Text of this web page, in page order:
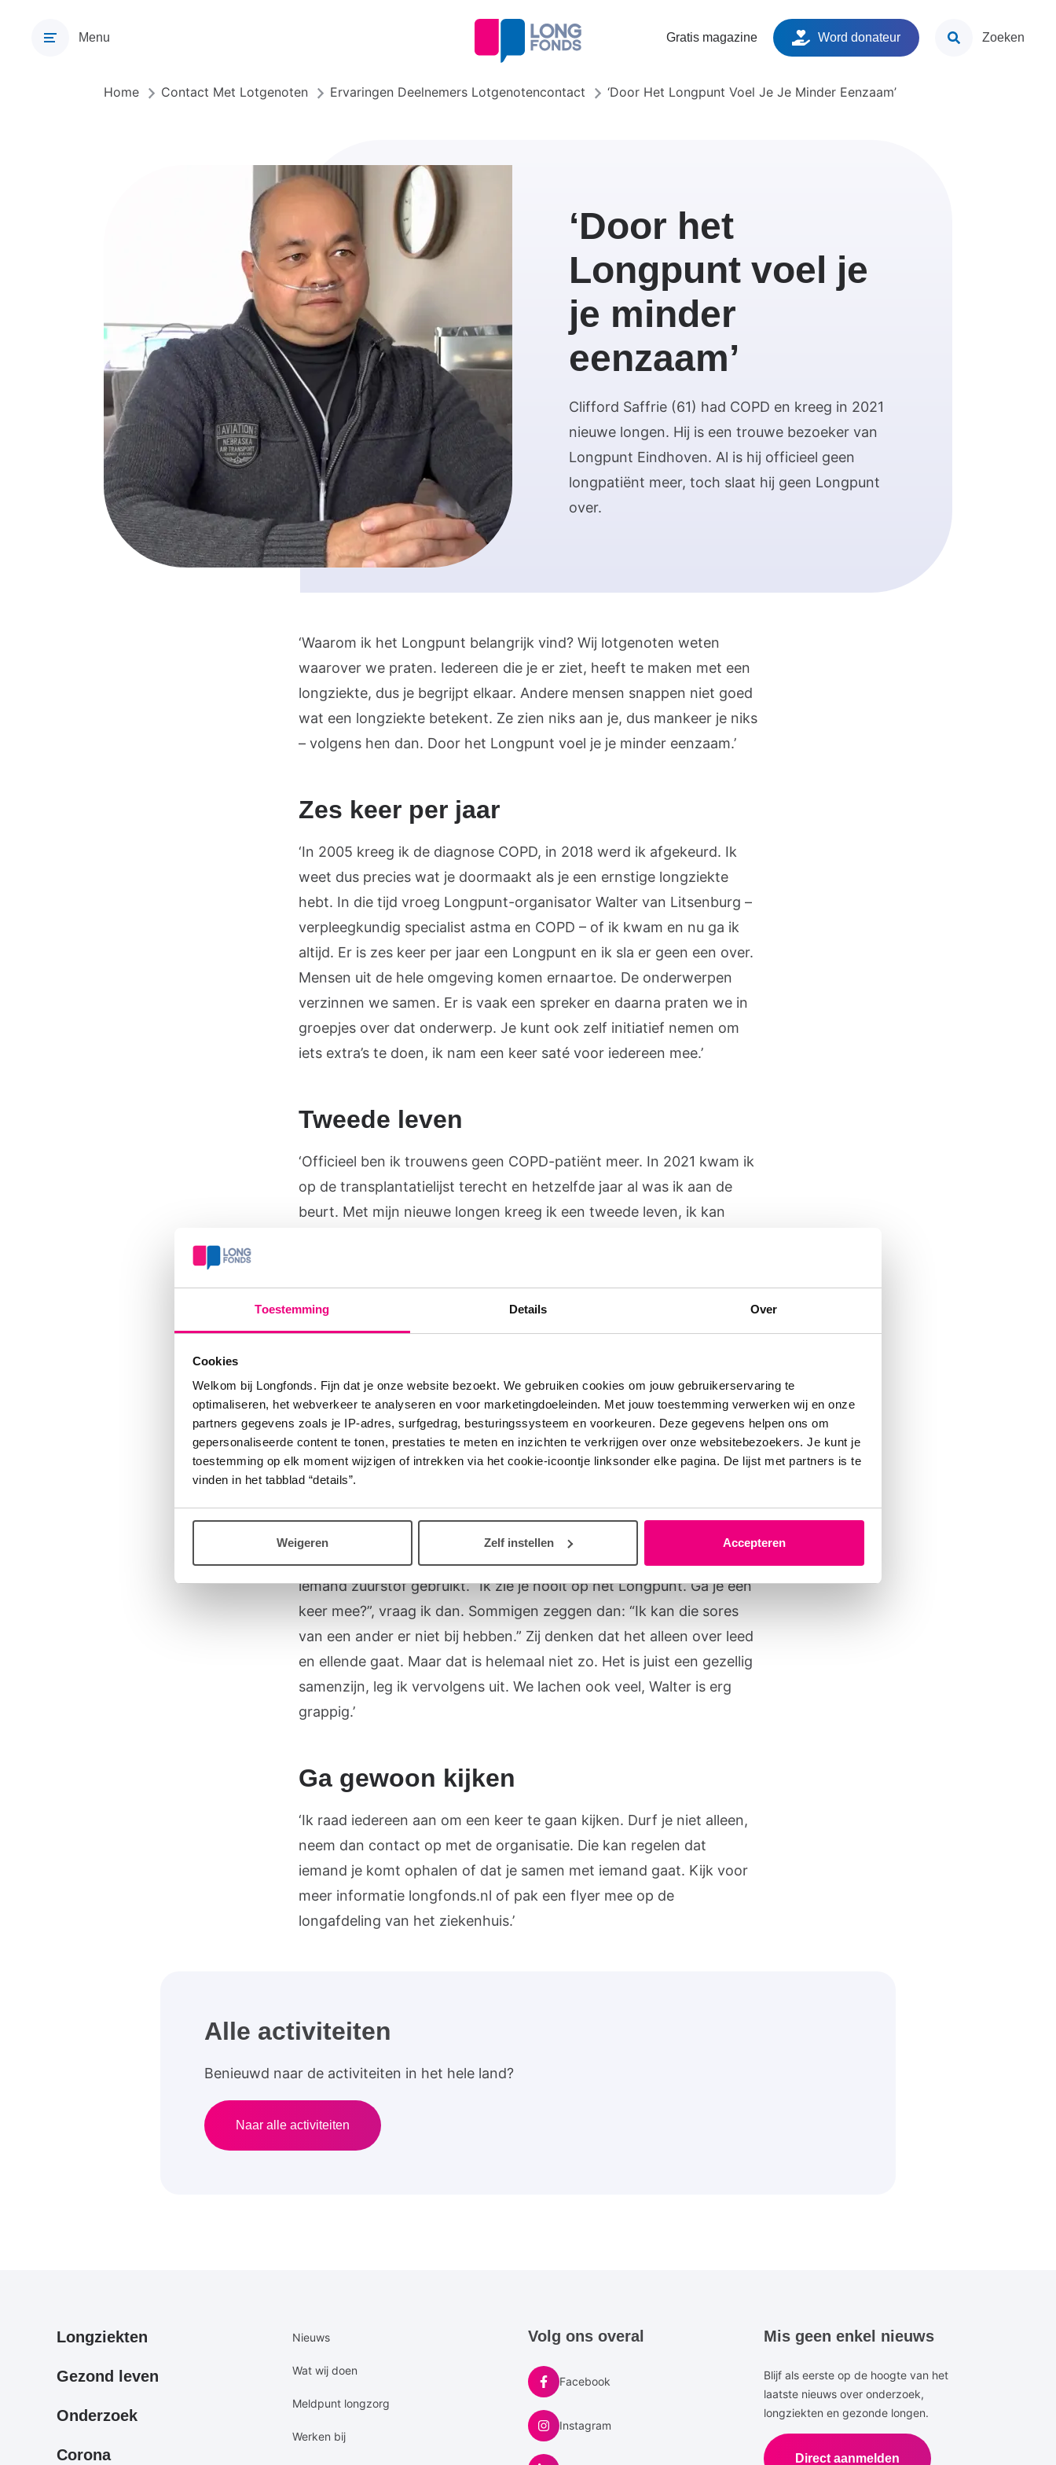
Toestemming Details Over
Cookies
Welkom bij Longfonds. Fijn dat je onze website bezoekt. We gebruiken cookies om jouw gebruikerservaring te
optimaliseren, het webverkeer te analyseren en voor marketingdoeleinden. Met jouw toestemming verwerken wij en onze
partners gegevens zoals je IP-adres, surfgedrag, besturingssysteem en voorkeuren. Deze gegevens helpen ons om
gepersonaliseerde content te tonen, prestaties te meten en inzichten te verkrijgen over onze websitebezoekers. Je kunt je
toestemming op elk moment wijzigen of intrekken via het cookie-icoontje linksonder elke pagina. De lijst met partners is te
vinden in het tabblad “details”.
Weigeren Zelf instellen Accepteren
Menu Gratis magazine Word donateur Zoeken
Kruimelpad
Home Contact Met Lotgenoten Ervaringen Deelnemers Lotgenotencontact ‘Door Het Longpunt Voel Je Je Minder Eenzaam’
‘Door het
Longpunt voel je
je minder
eenzaam’
Clifford Saffrie (61) had COPD en kreeg in 2021
nieuwe longen. Hij is een trouwe bezoeker van
Longpunt Eindhoven. Al is hij officieel geen
longpatiënt meer, toch slaat hij geen Longpunt
over.
‘Waarom ik het Longpunt belangrijk vind? Wij lotgenoten weten
waarover we praten. Iedereen die je er ziet, heeft te maken met een
longziekte, dus je begrijpt elkaar. Andere mensen snappen niet goed
wat een longziekte betekent. Ze zien niks aan je, dus mankeer je niks
– volgens hen dan. Door het Longpunt voel je je minder eenzaam.’
Zes keer per jaar
‘In 2005 kreeg ik de diagnose COPD, in 2018 werd ik afgekeurd. Ik
weet dus precies wat je doormaakt als je een ernstige longziekte
hebt. In die tijd vroeg Longpunt-organisator Walter van Litsenburg –
verpleegkundig specialist astma en COPD – of ik kwam en nu ga ik
altijd. Er is zes keer per jaar een Longpunt en ik sla er geen een over.
Mensen uit de hele omgeving komen ernaartoe. De onderwerpen
verzinnen we samen. Er is vaak een spreker en daarna praten we in
groepjes over dat onderwerp. Je kunt ook zelf initiatief nemen om
iets extra’s te doen, ik nam een keer saté voor iedereen mee.’
Tweede leven
‘Officieel ben ik trouwens geen COPD-patiënt meer. In 2021 kwam ik
op de transplantatielijst terecht en hetzelfde jaar al was ik aan de
beurt. Met mijn nieuwe longen kreeg ik een tweede leven, ik kan
van de anderen en zij van mij. Zoals die keer dat ik een presentatie
hield over COPD en mijn longtransplantatie. Dat vonden ze heel
interessant. Ik ben de enige in de groep die nieuwe longen kreeg,
Geen leed en ellende
‘In coronatijd probeerden we het online, maar dat werkte niet. Niet
contact met mensen, hen live zien.
Ik promoot het Longpunt vaak bij anderen, bijvoorbeeld als ik zie dat
iemand zuurstof gebruikt. “Ik zie je nooit op het Longpunt. Ga je een
keer mee?”, vraag ik dan. Sommigen zeggen dan: “Ik kan die sores
van een ander er niet bij hebben.” Zij denken dat het alleen over leed
en ellende gaat. Maar dat is helemaal niet zo. Het is juist een gezellig
samenzijn, leg ik vervolgens uit. We lachen ook veel, Walter is erg
grappig.’
Ga gewoon kijken
‘Ik raad iedereen aan om een keer te gaan kijken. Durf je niet alleen,
neem dan contact op met de organisatie. Die kan regelen dat
iemand je komt ophalen of dat je samen met iemand gaat. Kijk voor
meer informatie longfonds.nl of pak een flyer mee op de
longafdeling van het ziekenhuis.’
Alle activiteiten
Benieuwd naar de activiteiten in het hele land?
Naar alle activiteiten
Primair
Longziekten
Gezond leven
Onderzoek
Corona
Secundaire
Nieuws
Wat wij doen
Meldpunt longzorg
Werken bij
Volg ons overal
Facebook
Instagram
Mis geen enkel nieuws
Blijf als eerste op de hoogte van het
laatste nieuws over onderzoek,
longziekten en gezonde longen.
Direct aanmelden